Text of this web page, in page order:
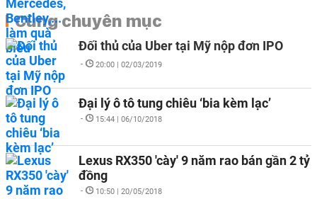
Cùng chuyên mục
Đối thủ của Uber tại Mỹ nộp đơn IPO
- 20:00 | 02/03/2019
Đại lý ô tô tung chiêu ‘bia kèm lạc’
- 15:44 | 06/10/2018
Lexus RX350 'cày' 9 năm rao bán gần 2 tỷ
đồng
- 10:50 | 20/05/2018